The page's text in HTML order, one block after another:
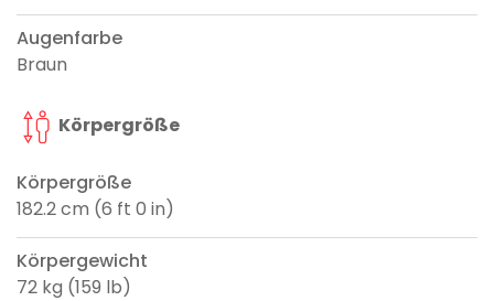
Augenfarbe
Braun
Körpergröße
Körpergröße
182.2 cm (6 ft 0 in)
Körpergewicht
72 kg (159 lb)